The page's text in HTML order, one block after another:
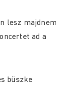
lesz majdnem
ad a
büszke